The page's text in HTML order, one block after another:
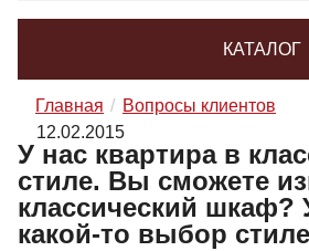
КАТАЛОГ
Главная
Вопросы клиентов
12.02.2015
У нас квартира в
стиле. Вы сможете
классический шкаф?
какой-то выбор